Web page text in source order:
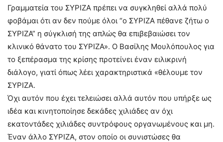
Γραμματεία του ΣΥΡΙΖΑ πρέπει να συγκληθεί αλλά πολύ
φοβάμαι ότι αν δεν πούμε όλοι “ο ΣΥΡΙΖΑ πέθανε ζήτω ο
ΣΥΡΙΖΑ” η σύγκλισή της απλώς θα επιβεβαιώσει τον
κλινικό θάνατο του ΣΥΡΙΖΑ». Ο Βασίλης Μουλόπουλος για
το ξεπέρασμα της κρίσης προτείνει έναν ειλικρινή
διάλογο, γιατί όπως λέει χαρακτηριστικά «θέλουμε τον
ΣΥΡΙΖΑ.
Όχι αυτόν που έχει τελειώσει αλλά αυτόν που υπήρξε ως
ιδέα και κινητοποίησε δεκάδες χιλιάδες αν όχι
εκατοντάδες χιλιάδες συντρόφους οργανωμένους και μη.
Έναν άλλο ΣΥΡΙΖΑ, στον οποίο οι συνιστώσες θα